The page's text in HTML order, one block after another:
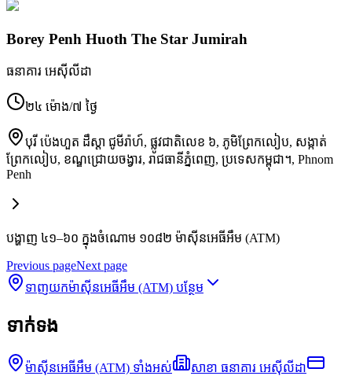
Borey Penh Huoth The Star Jumirah
ធនាគារ អេស៊ីលីដា
២៤ ម៉ោង/៧ ថ្ងៃ
បុរី​ ប៉េងហួត ដឹស្តា ជូមីរ៉ាហ៍, ផ្លូវជាតិ​លេខ ៦, ភូមិ​ព្រែកលៀប, សង្កាត់​
ព្រែកលៀប, ខណ្ឌ​ជ្រោយចង្វារ, រាជធានី​ភ្នំពេញ, ប្រទេស​កម្ពុជា។, Phnom
Penh
បង្ហាញ ៤១–៦០ ក្នុងចំណោម ១០៨២ ម៉ាស៊ីនអេធីអឹម (ATM)
Previous pageNext page
ទាញយកម៉ាស៊ីនអេធីអឹម (ATM) បន្ថែម
ទាក់ទង
ម៉ាស៊ីនអេធីអឹម (ATM) ទាំងអស់
សាខា ធនាគារ អេស៊ីលីដា